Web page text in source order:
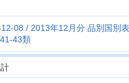
08
2013年12月分 品別国別
43類